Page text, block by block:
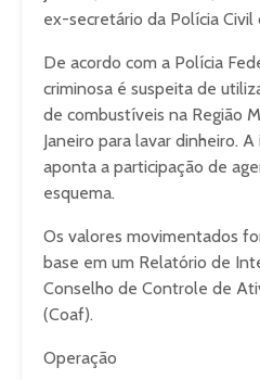
ex-secretário da Polícia Civil
De acordo com a Polícia
criminosa é suspeita de
de combustíveis na Região
Janeiro para lavar dinheiro.
aponta a participação de
esquema.
Os valores movimentados
base em um Relatório de
Conselho de Controle de
(Coaf).
Operação